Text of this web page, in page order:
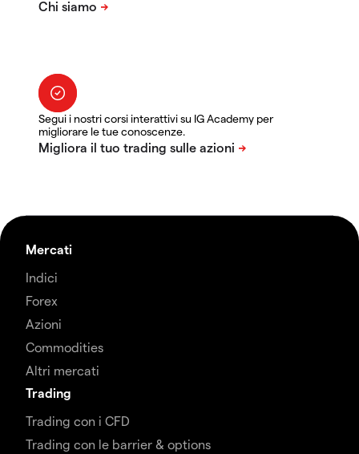
Segui i nostri corsi interattivi su IG Academy per
migliorare le tue conoscenze.
Mercati
Indici
Forex
Azioni
Commodities
Altri mercati
Trading
Trading con i CFD
Trading con le barrier & options